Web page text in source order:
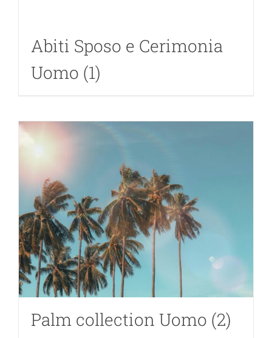
Abiti Sposo e Cerimonia
Uomo (1)
Palm collection Uomo (2)